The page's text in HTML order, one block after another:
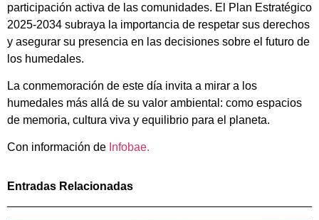
participación activa de las comunidades. El Plan Estratégico
2025-2034 subraya la importancia de respetar sus derechos
y asegurar su presencia en las decisiones sobre el futuro de
los humedales.
La conmemoración de este día invita a mirar a los
humedales más allá de su valor ambiental: como espacios
de memoria, cultura viva y equilibrio para el planeta.
Con información de Infobae.
Entradas Relacionadas